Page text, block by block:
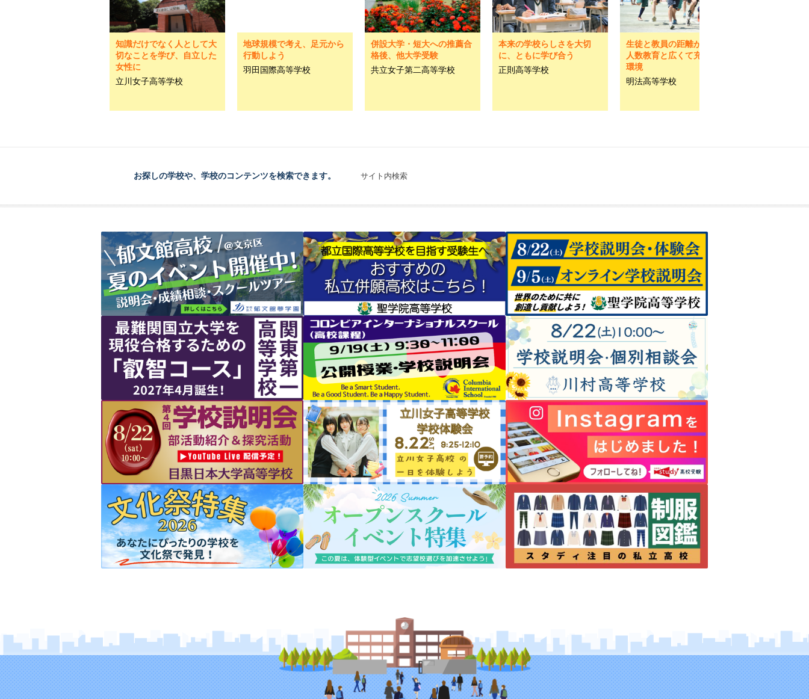
知識だけでなく人として大
切なことを学び、自立した
女性に
立川女子高等学校
地球規模で考え、足元から
行動しよう
羽田国際高等学校
併設大学・短大への推薦合
格後、他大学受験
共立女子第二高等学校
本来の学校らしさを大切
に、ともに学び合う
正則高等学校
生徒と教員の距離が近い少
人数教育と広くて充実した
環境
明法高等学校
お探しの学校や、学校のコンテンツを検索できます。 サイト内検索